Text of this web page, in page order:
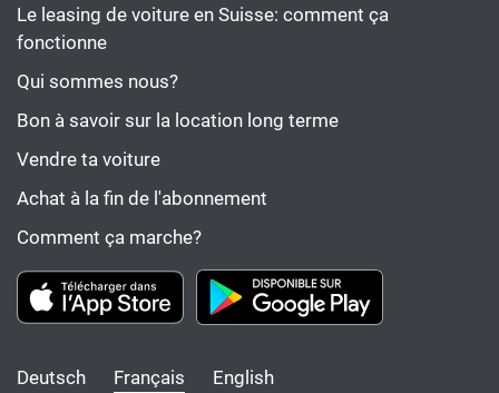
Le leasing de voiture en Suisse: comment ça
fonctionne
Qui sommes nous?
Bon à savoir sur la location long terme
Vendre ta voiture
Achat à la fin de l'abonnement
Comment ça marche?
Deutsch Français English